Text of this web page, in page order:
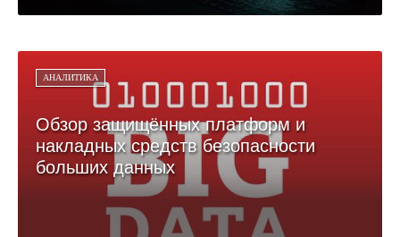
АНАЛИТИКА
Обзор защищённых платформ и
накладных средств безопасности
больших данных